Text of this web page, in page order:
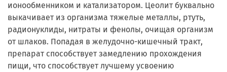
ионообменником и катализатором. Цеолит буквально
выкачивает из организма тяжелые металлы, ртуть,
радионуклиды, нитраты и фенолы, очищая организм
от шлаков. Попадая в желудочно-кишечный тракт,
препарат способствует замедлению прохождения
пищи, что способствует лучшему усвоению